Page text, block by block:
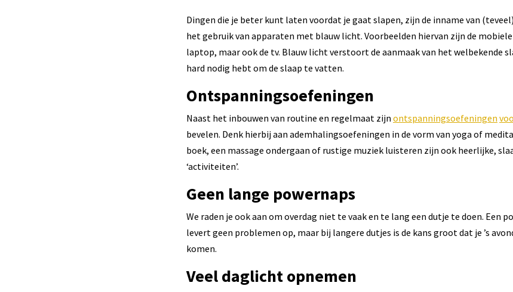
Dingen die je beter kunt laten voordat je gaat slapen, zijn de inname van
het gebruik van apparaten met blauw licht. Voorbeelden hiervan zijn de
laptop, maar ook de tv. Blauw licht verstoort de aanmaak van het welbekende
hard nodig hebt om de slaap te vatten.
Ontspanningsoefeningen
Naast het inbouwen van routine en regelmaat zijn ontspanningsoefeningen
bevelen. Denk hierbij aan ademhalingsoefeningen in de vorm van yoga of
boek, een massage ondergaan of rustige muziek luisteren zijn ook heerlijke,
‘activiteiten’.
Geen lange powernaps
We raden je ook aan om overdag niet te vaak en te lang een dutje te doen. Een
levert geen problemen op, maar bij langere dutjes is de kans groot dat je ’s
komen.
Veel daglicht opnemen